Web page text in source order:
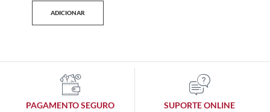
ADICIONAR
PAGAMENTO SEGURO SUPORTE ONLINE